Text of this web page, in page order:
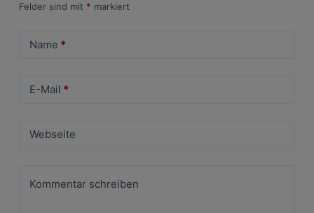
Felder sind mit * markiert
Name *
E-Mail *
Webseite
Kommentar schreiben